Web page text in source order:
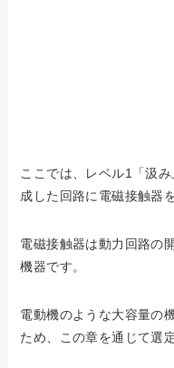
ここでは、レベル1「汲
成した回路に電磁接触器
電磁接触器は動力回路の
機器です。
電動機のような大容量の
ため、この章を通じて選